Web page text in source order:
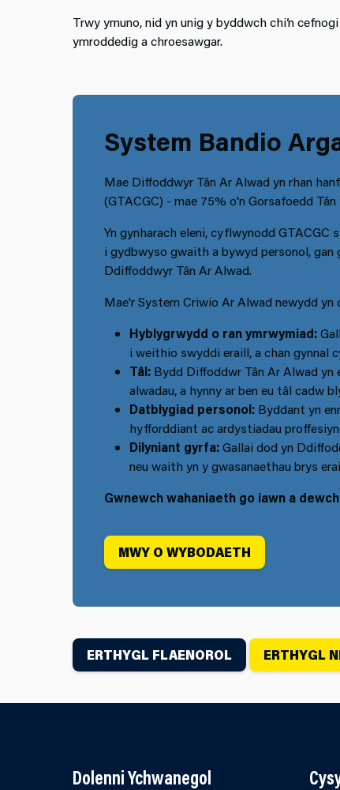
Trwy ymuno, nid yn unig y byddwch chi’n
ymroddedig a chroesawgar.
System Bandio
Mae Diffoddwyr Tân Ar Alwad yn rhan
(GTACGC) - mae 75% o'n Gorsafoedd
Yn gynharach eleni, cyflwynodd GTACGC
i gydbwyso gwaith a bywyd personol, gan
Ddiffoddwyr Tân Ar Alwad.
Mae'r System Criwio Ar Alwad newydd yn
Hyblygrwydd o ran ymrwymiad:
i weithio swyddi eraill, a chan gynnal
Tâl: Bydd Diffoddwr Tân Ar Alwad yn
alwadau, a hynny ar ben eu tâl cadw
Datblygiad personol: Byddant yn
hyfforddiant ac ardystiadau
Dilyniant gyrfa:Gallai dod yn
neu waith yn y gwasanaethau brys
Gwnewch wahaniaeth go iawn a
MWY O WYBODAETH
ERTHYGL FLAENOROL ERTHYGL
Dolenni Ychwanegol